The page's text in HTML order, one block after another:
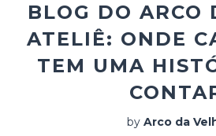
BLOG DO ARCO
ATELIÊ: ONDE
TEM UMA
by Arco da